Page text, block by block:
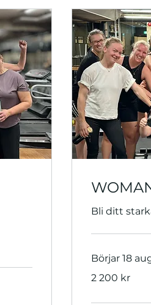
Bli ditt
Börjar 18
svenska
2 200 kr